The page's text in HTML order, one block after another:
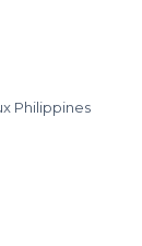
Philippines